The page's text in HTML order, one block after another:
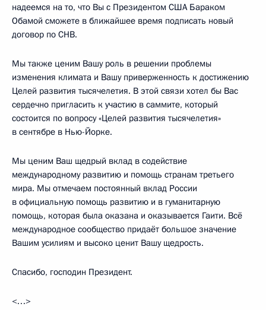
надеемся на то, что Вы с Президентом США Бараком
Обамой сможете в ближайшее время подписать новый
договор по СНВ.
Мы также ценим Вашу роль в решении проблемы
изменения климата и Вашу приверженность к достижению
Целей развития тысячелетия. В этой связи хотел бы Вас
сердечно пригласить к участию в саммите, который
состоится по вопросу «Целей развития тысячелетия»
в сентябре в Нью-Йорке.
Мы ценим Ваш щедрый вклад в содействие
международному развитию и помощь странам третьего
мира. Мы отмечаем постоянный вклад России
в официальную помощь развитию и в гуманитарную
помощь, которая была оказана и оказывается Гаити. Всё
международное сообщество придаёт большое значение
Вашим усилиям и высоко ценит Вашу щедрость.
Спасибо, господин Президент.
<…>